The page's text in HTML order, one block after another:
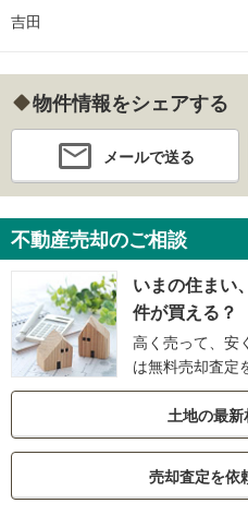
吉田
物件情報をシェアする
メールで送る
不動産売却のご相談
いまの住まい
件が買える？
高く売って、安
は無料売却査定
土地の最
売却査定を依